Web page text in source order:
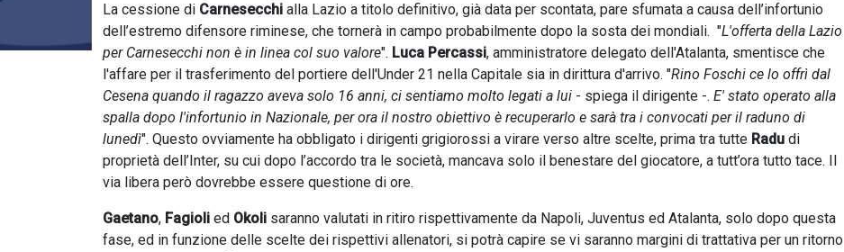
La cessione di Carnesecchi alla Lazio a titolo definitivo, già data per scontata, pare sfumata a causa dell’infortunio
dell’estremo difensore riminese, che tornerà in campo probabilmente dopo la sosta dei mondiali. "L'offerta della Lazio
per Carnesecchi non è in linea col suo valore". Luca Percassi, amministratore delegato dell'Atalanta, smentisce che
l'affare per il trasferimento del portiere dell'Under 21 nella Capitale sia in dirittura d'arrivo. "Rino Foschi ce lo offrì dal
Cesena quando il ragazzo aveva solo 16 anni, ci sentiamo molto legati a lui - spiega il dirigente -. E' stato operato alla
spalla dopo l'infortunio in Nazionale, per ora il nostro obiettivo è recuperarlo e sarà tra i convocati per il raduno di
lunedì". Questo ovviamente ha obbligato i dirigenti grigiorossi a virare verso altre scelte, prima tra tutte Radu di
proprietà dell’Inter, su cui dopo l’accordo tra le società, mancava solo il benestare del giocatore, a tutt’ora tutto tace. Il
via libera però dovrebbe essere questione di ore.
Gaetano, Fagioli ed Okoli saranno valutati in ritiro rispettivamente da Napoli, Juventus ed Atalanta, solo dopo questa
fase, ed in funzione delle scelte dei rispettivi allenatori, si potrà capire se vi saranno margini di trattativa per un ritorno